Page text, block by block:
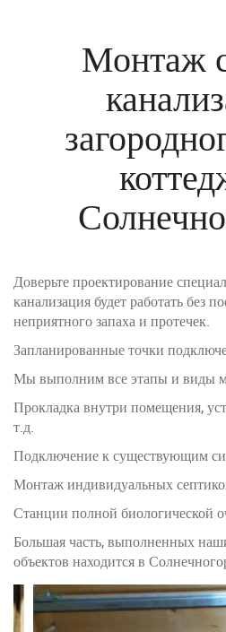
Монтаж
Доверьте проектирование
канализация будет работать без
неприятного запаха и протечек.
Запланированные точки
Мы выполним все этапы и виды
Прокладка внутри помещения,
т.д.
Подключение к существующим
Монтаж индивидуальных
Станции полной биологической
Большая часть, выполненных
объектов находится в